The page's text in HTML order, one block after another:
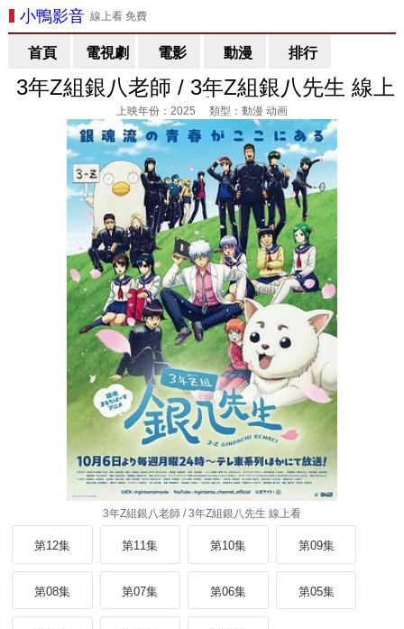
小鴨影音線上看 免費
首頁 電視劇 電影 動漫 排行
3年Z組銀八老師 / 3年Z組銀八先生 線上
看
上映年份：2025 類型：動漫 动画
3年Z組銀八老師 / 3年Z組銀八先生 線上看
第12集 第11集 第10集 第09集
第08集 第07集 第06集 第05集